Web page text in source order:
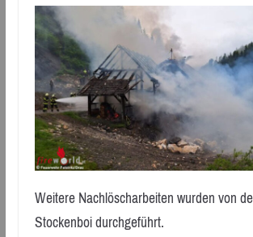
Weitere Nachlöscharbeiten wurden von
Stockenboi durchgeführt.